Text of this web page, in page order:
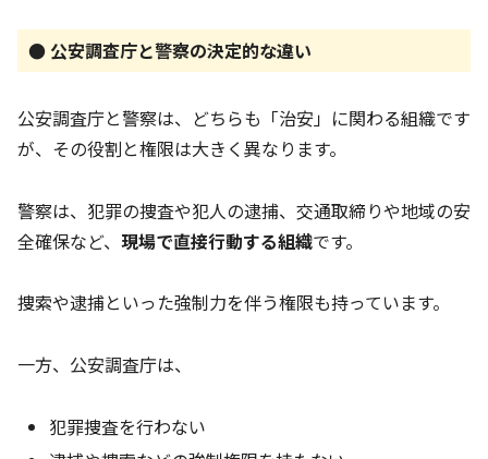
● 公安調査庁と警察の決定的な違い
公安調査庁と警察は、どちらも「治安」に関わる組織です
が、その役割と権限は大きく異なります。
警察は、犯罪の捜査や犯人の逮捕、交通取締りや地域の安
全確保など、 現場で直接行動する組織です。
捜索や逮捕といった強制力を伴う権限も持っています。
一方、公安調査庁は、
犯罪捜査を行わない